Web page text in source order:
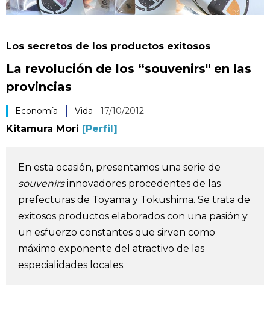
Français
Русский
Tecnología
Vida
Guía de Japón
Vídeos e imágenes
En profundidad
Más
Los secretos de los productos exitosos
La revolución de los “souvenirs" en las
provincias
Economía Vida 17/10/2012
Kitamura Mori [Perfil]
En esta ocasión, presentamos una serie de
souvenirsinnovadores procedentes de las
prefecturas de Toyama y Tokushima. Se trata de
exitosos productos elaborados con una pasión y
un esfuerzo constantes que sirven como
máximo exponente del atractivo de las
especialidades locales.